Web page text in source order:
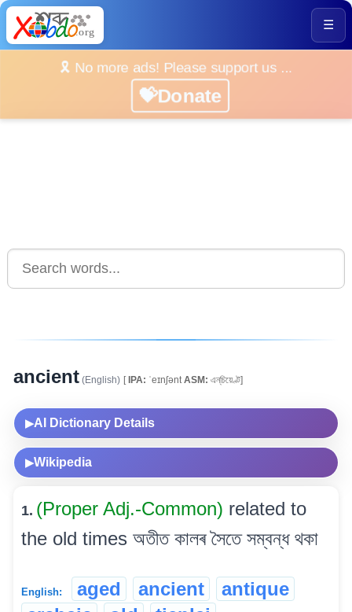
☰
🎗️ No more ads! Please support us ...
💝Donate
ancient (English) [IPA: ˈeɪnʃəntASM: এন্‌চিয়েণ্ট]
▶AI Dictionary Details
▶Wikipedia
1. (Proper Adj.-Common) related to
the old times অতীত কালৰ সৈতে সম্বন্ধ থকা
English: aged ancient
antique